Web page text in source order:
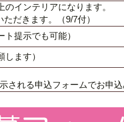
インテリアになります。
だきます。（9/7付）
提示でも可能）
ます）
れる申込フォームでお申込